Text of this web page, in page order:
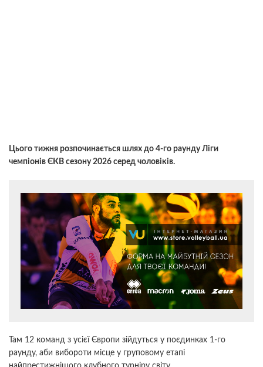
Цього тижня розпочинається шлях до 4-го раунду Ліги
чемпіонів ЄКВ сезону 2026 серед чоловіків.
Там 12 команд з усієї Європи зійдуться у поєдинках 1-го
раунду, аби вибороти місце у груповому етапі